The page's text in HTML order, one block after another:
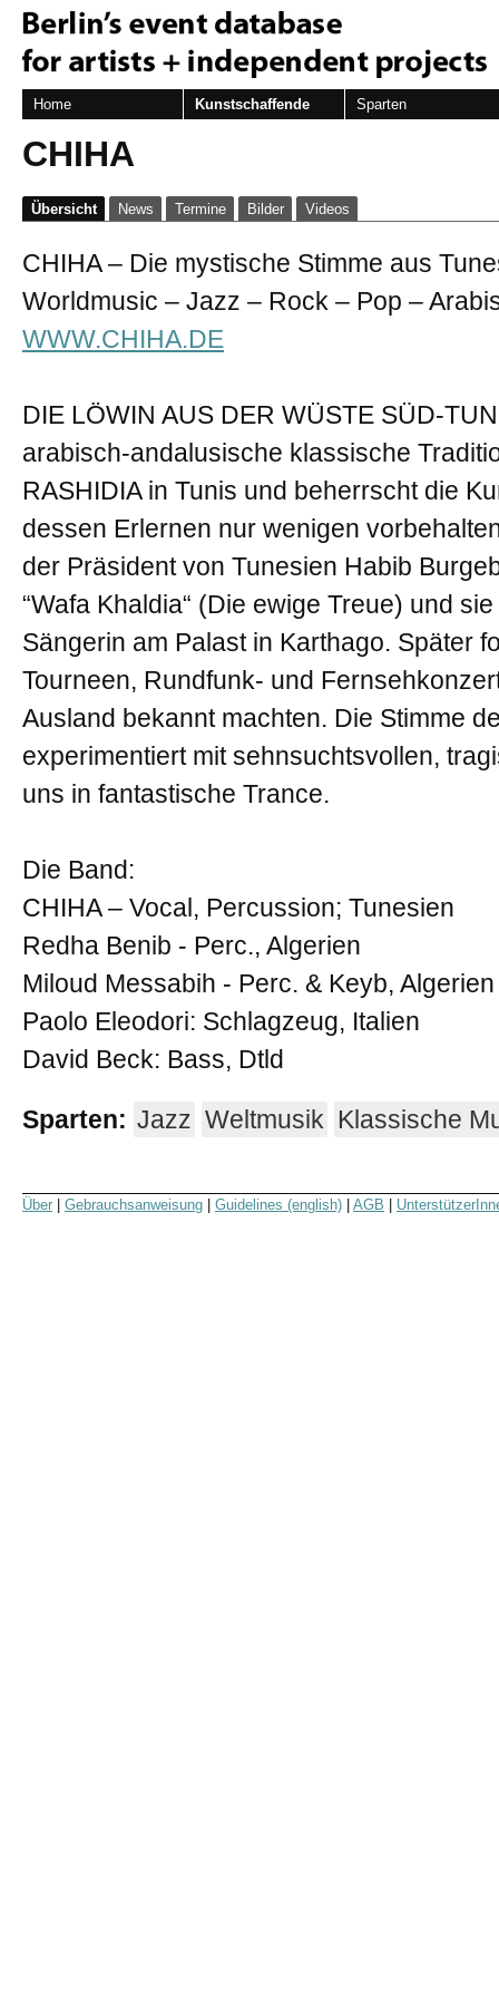
Home Kunstschaffende Sparten
CHIHA
Übersicht News Termine Bilder Videos
CHIHA – Die mystische Stimme aus
Worldmusic – Jazz – Rock – Pop –
WWW.CHIHA.DE
DIE LÖWIN AUS DER WÜSTE SÜD-
arabisch-andalusische klassische
RASHIDIA in Tunis und beherrscht die
dessen Erlernen nur wenigen
der Präsident von Tunesien Habib
“Wafa Khaldia“ (Die ewige Treue) und
Sängerin am Palast in Karthago. Später
Tourneen, Rundfunk- und
Ausland bekannt machten. Die Stimme
experimentiert mit sehnsuchtsvollen,
uns in fantastische Trance.
Die Band:
CHIHA – Vocal, Percussion; Tunesien
Redha Benib - Perc., Algerien
Miloud Messabih - Perc. & Keyb, Algerien
Paolo Eleodori: Schlagzeug, Italien
David Beck: Bass, Dtld
Sparten: Jazz Weltmusik Klassische
Über Gebrauchsanweisung Guidelines (english) AGB